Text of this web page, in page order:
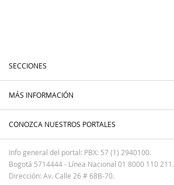
SECCIONES
MÁS INFORMACIÓN
CONOZCA NUESTROS PORTALES
Info general del portal: PBX: 57 (1) 2940100.
Bogotá 5714444 - Línea Nacional 01 8000 110 211.
Dirección: Av. Calle 26 # 68B-70.